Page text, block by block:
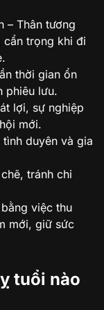
– Thân tương
cẩn trọng khi đi
thời gian ổn
phiêu lưu.
lợi, sự nghiệp
mới.
duyên và gia
tránh chi
việc thu
mới, giữ sức
tuổi nào